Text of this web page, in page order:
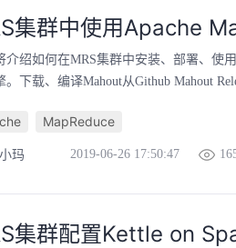
集群中使用Apache
介绍如何在MRS集群中安装、部署、使
。下载、编译Mahout从Github Mahout
MapReduce
小玛 2019-06-26 17:50:47
集群配置Kettle on